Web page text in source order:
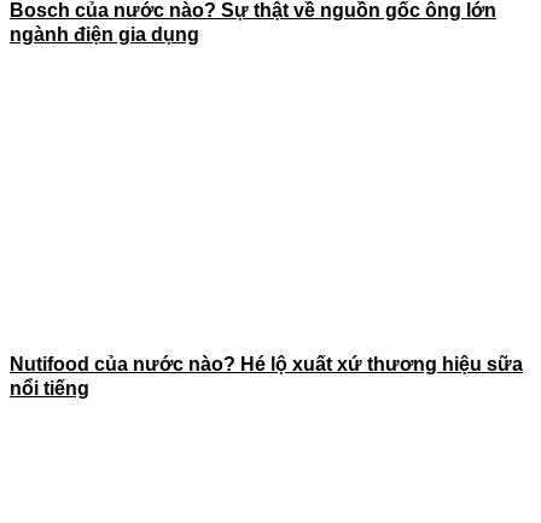
Bosch của nước nào? Sự thật về nguồn gốc ông lớn
ngành điện gia dụng
Nutifood của nước nào? Hé lộ xuất xứ thương hiệu sữa
nổi tiếng